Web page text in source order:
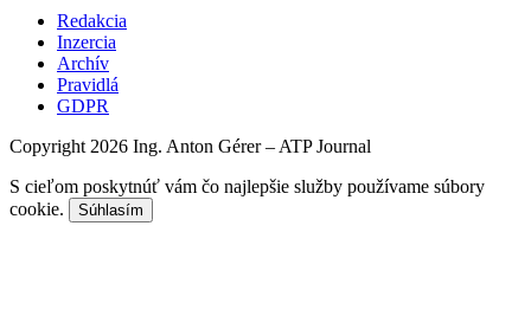
Redakcia
Inzercia
Archív
Pravidlá
GDPR
Copyright 2026 Ing. Anton Gérer – ATP Journal
S cieľom poskytnúť vám čo najlepšie služby používame súbory
cookie.
Súhlasím